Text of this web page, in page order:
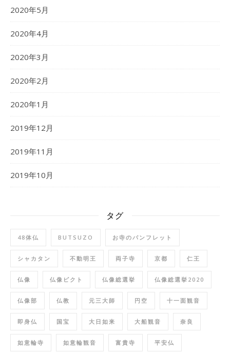
2020年5月
2020年4月
2020年3月
2020年2月
2020年1月
2019年12月
2019年11月
2019年10月
タグ
48体仏 BUTSUZO お寺のパンフレット
シャカタン 不動明王 両子寺 京都 仁王
仏像 仏像ピクト 仏像総選挙 仏像総選挙2020
仏像部 仏教 元三大師 円空 十一面観音
即身仏 国宝 大日如来 大船観音 奈良
如意輪寺 如意輪観音 富貴寺 平安仏